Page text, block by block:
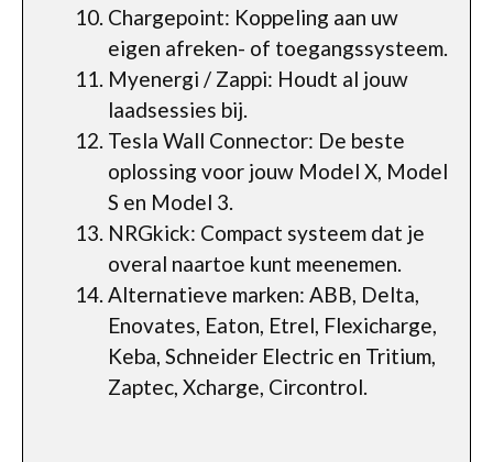
Chargepoint: Koppeling aan uw
eigen afreken- of toegangssysteem.
Myenergi / Zappi: Houdt al jouw
laadsessies bij.
Tesla Wall Connector: De beste
oplossing voor jouw Model X, Model
S en Model 3.
NRGkick: Compact systeem dat je
overal naartoe kunt meenemen.
Alternatieve marken: ABB, Delta,
Enovates, Eaton, Etrel, Flexicharge,
Keba, Schneider Electric en Tritium,
Zaptec, Xcharge, Circontrol.